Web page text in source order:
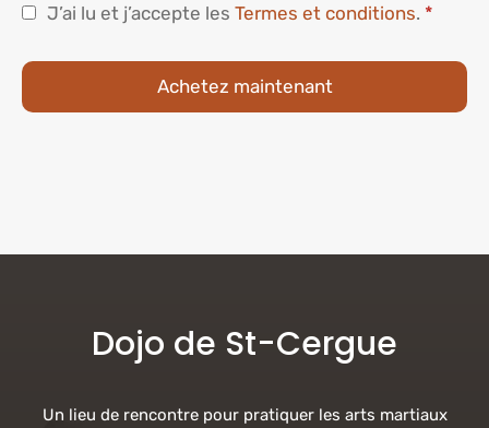
J’ai lu et j’accepte les Termes et conditions. *
Achetez maintenant
Dojo de St-Cergue
Un lieu de rencontre pour pratiquer les arts martiaux